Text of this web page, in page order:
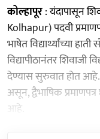
कोल्हापूर: यंदापासून
Kolhapur) पदवी
भाषेत विद्यार्थ्यांच्या
विद्यापीठानंतर शिवाजी
देण्यास सुरुवात होत आहे.
असून, द्वैभाषिक
आहे.